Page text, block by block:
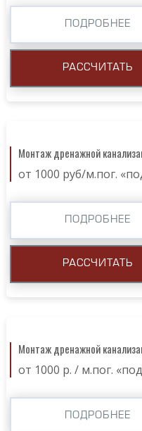
ПОДРОБНЕЕ
РАССЧИТАТЬ
Монтаж дренажной
от 1000 руб/м.пог.
ПОДРОБНЕЕ
РАССЧИТАТЬ
Монтаж дренажной
от 1000 р. / м.пог.
ПОДРОБНЕЕ